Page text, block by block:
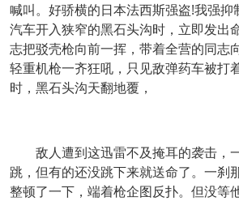
喊叫。好骄横的日本法西斯强盗!我强抑
汽车开入狭窄的黑石头沟时，立即发出
志把驳壳枪向前一挥，带着全营的同志
轻重机枪一齐狂吼，只见敌弹药车被打
时，黑石头沟天翻地覆，
敌人遭到这迅雷不及掩耳的袭击，
跳，但有的还没跳下来就送命了。一刹
整顿了一下，端着枪企图反扑。但没等